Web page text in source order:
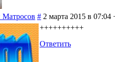
# 2 марта 2015 в 07:04
++++++++++
Ответить